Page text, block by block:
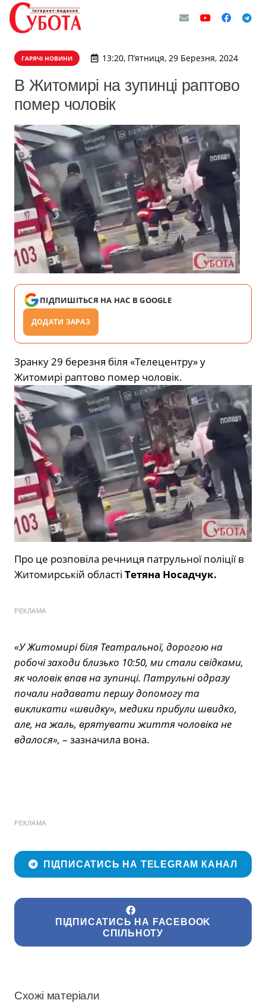
ГАРЯЧІ НОВИНИ 13:20, П’ятниця, 29 Березня, 2024
В Житомирі на зупинці раптово
помер чоловік
ПІДПИШІТЬСЯ НА НАС В GOOGLE
ДОДАТИ ЗАРАЗ
Зранку 29 березня біля «Телецентру» у
Житомирі раптово помер чоловік.
Про це розповіла речниця патрульної поліції в
Житомирській області Тетяна Носадчук.
РЕКЛАМА
«У Житомирі біля Театральної, дорогою на
робочі заходи близько 10:50, ми стали свідками,
як чоловік впав на зупинці. Патрульні одразу
почали надавати першу допомогу та
викликати «швидку», медики прибули швидко,
але, на жаль, врятувати життя чоловіка не
вдалося», – зазначила вона.
РЕКЛАМА
ПІДПИСАТИСЬ НА TELEGRAM КАНАЛ
ПІДПИСАТИСЬ НА FACEBOOK
СПІЛЬНОТУ
Схожі матеріали